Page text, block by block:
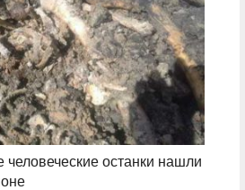
останки нашли